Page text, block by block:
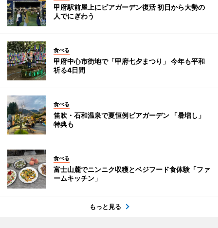
甲府駅前屋上にビアガーデン復活 初日から大勢の
人でにぎわう
食べる
甲府中心市街地で「甲府七夕まつり」 今年も平和
祈る4日間
食べる
笛吹・石和温泉で夏恒例ビアガーデン 「暑増し」
特典も
食べる
富士山麓でニンニク収穫とベジフード食体験「ファ
ームキッチン」
もっと見る